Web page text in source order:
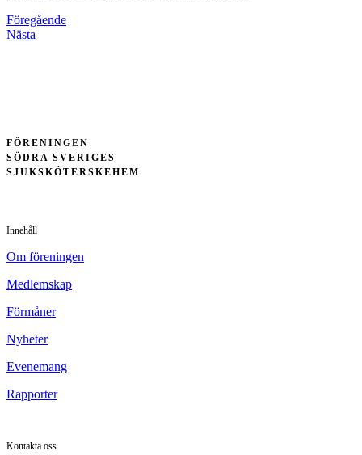
Föregående
Nästa
FÖRENINGEN
SÖDRA SVERIGES
SJUKSKÖTERSKEHEM
Innehåll
Om föreningen
Medlemskap
Förmåner
Nyheter
Evenemang
Rapporter
Kontakta oss